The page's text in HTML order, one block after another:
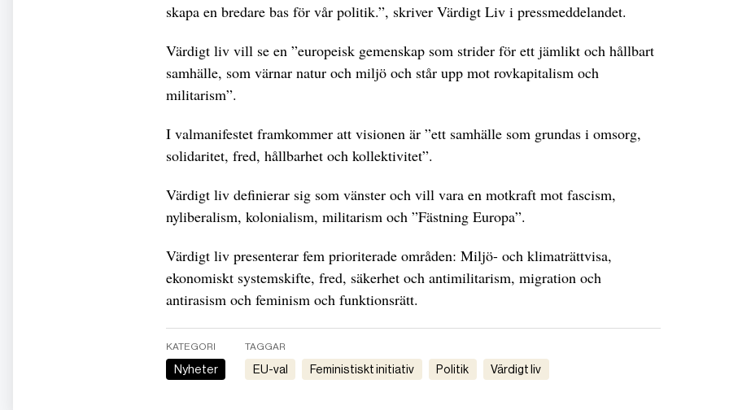
skapa en bredare bas för vår politik.”, skriver Värdigt Liv i pressmeddelandet.
Värdigt liv vill se en ”europeisk gemenskap som strider för ett jämlikt och hållbart
samhälle, som värnar natur och miljö och står upp mot rovkapitalism och
militarism”.
I valmanifestet framkommer att visionen är ”ett samhälle som grundas i omsorg,
solidaritet, fred, hållbarhet och kollektivitet”.
Värdigt liv definierar sig som vänster och vill vara en motkraft mot fascism,
nyliberalism, kolonialism, militarism och ”Fästning Europa”.
Värdigt liv presenterar fem prioriterade områden: Miljö- och klimaträttvisa,
ekonomiskt systemskifte, fred, säkerhet och antimilitarism, migration och
antirasism och feminism och funktionsrätt.
KATEGORI
Nyheter
TAGGAR
EU-val Feministiskt initiativ politik Värdigt liv